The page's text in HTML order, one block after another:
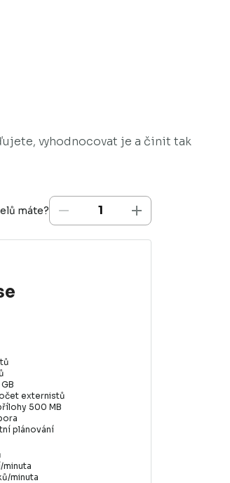
vyhodnocovat je a činit tak
máte?
externistů
500 MB
plánování
minuta
minuta